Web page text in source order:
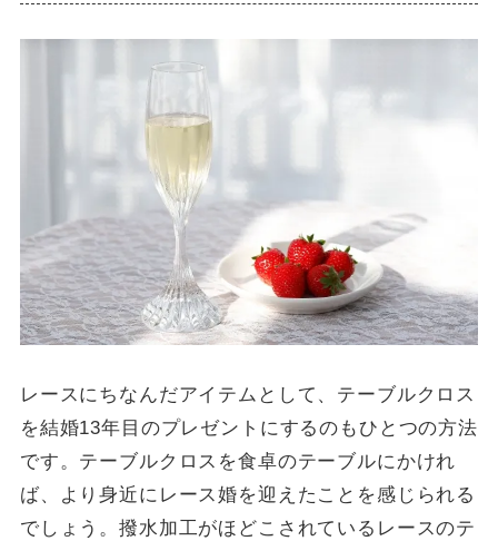
レースにちなんだアイテムとして、テーブルクロス
を結婚13年目のプレゼントにするのもひとつの方法
です。テーブルクロスを食卓のテーブルにかけれ
ば、より身近にレース婚を迎えたことを感じられる
でしょう。撥水加工がほどこされているレースのテ